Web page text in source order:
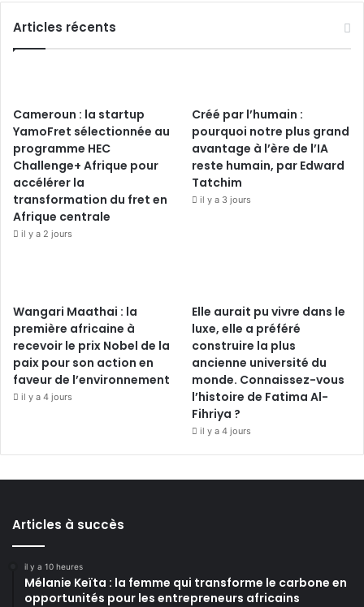
Articles récents
Cameroun : la startup
YamoFret sélectionnée au
programme HEC
Challenge+ Afrique pour
accélérer la
transformation du fret en
Afrique centrale
il y a 2 jours
Créé par l’humain :
pourquoi notre plus grand
avantage à l’ère de l’IA
reste humain, par Edward
Tatchim
il y a 3 jours
Wangari Maathai : la
première africaine à
recevoir le prix Nobel de la
paix pour son action en
faveur de l’environnement
il y a 4 jours
Elle aurait pu vivre dans le
luxe, elle a préféré
construire la plus
ancienne université du
monde. Connaissez-vous
l’histoire de Fatima Al-
Fihriya ?
il y a 4 jours
Articles à succès
il y a 10 heures
Mélanie Keïta : la femme qui transforme le carbone en
opportunités pour les entrepreneurs africains